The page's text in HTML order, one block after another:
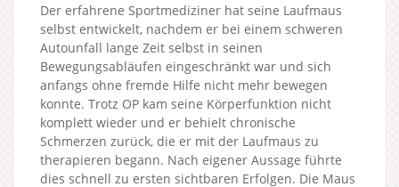
Der erfahrene Sportmediziner hat seine Laufmaus
selbst entwickelt, nachdem er bei einem schweren
Autounfall lange Zeit selbst in seinen
Bewegungsabläufen eingeschränkt war und sich
anfangs ohne fremde Hilfe nicht mehr bewegen
konnte. Trotz OP kam seine Körperfunktion nicht
komplett wieder und er behielt chronische
Schmerzen zurück, die er mit der Laufmaus zu
therapieren begann. Nach eigener Aussage führte
dies schnell zu ersten sichtbaren Erfolgen. Die Maus